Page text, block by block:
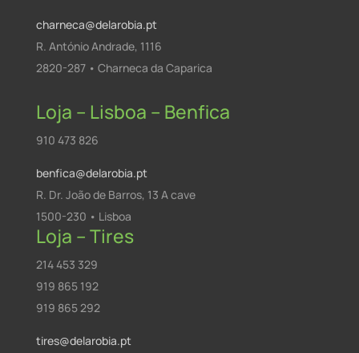
charneca@delarobia.pt
R. António Andrade, 1116
2820-287 • Charneca da Caparica
Loja – Lisboa – Benfica
910 473 826
benfica@delarobia.pt
R. Dr. João de Barros, 13 A cave
1500-230 • Lisboa
Loja – Tires
214 453 329
919 865 192
919 865 292
tires@delarobia.pt